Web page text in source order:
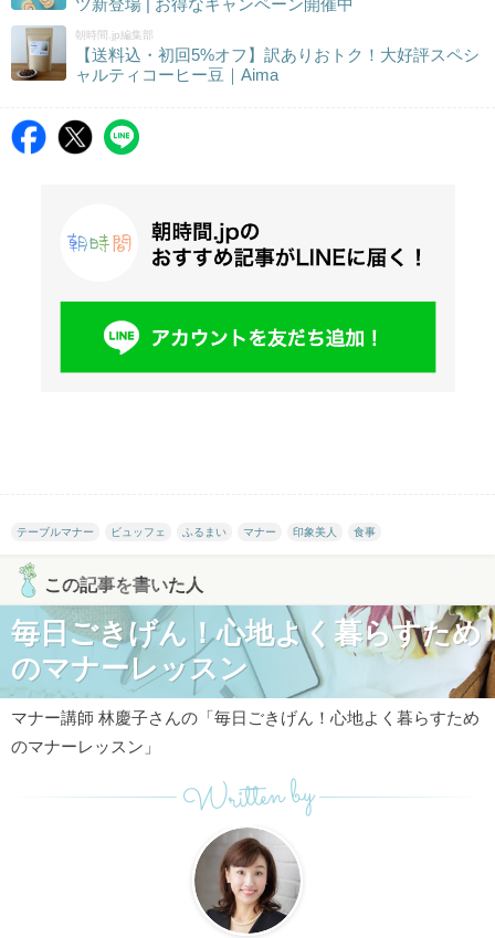
ツ新登場 | お得なキャンペーン開催中
朝時間.jp編集部
【送料込・初回5%オフ】訳ありおトク！大好評スペシ
ャルティコーヒー豆｜Aima
テーブルマナー ビュッフェ ふるまい マナー 印象美人 食事
この記事を書いた人
毎日ごきげん！心地よく暮らすため
のマナーレッスン
マナー講師 林慶子さんの「毎日ごきげん！心地よく暮らすため
のマナーレッスン」
Written by